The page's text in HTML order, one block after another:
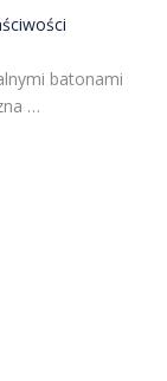
batonami
…